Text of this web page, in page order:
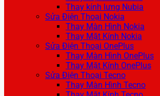
Thay kính lưng Nubia
Sửa Điện Thoại Nokia
Thay Màn Hình Nokia
Thay Mặt Kính Nokia
Sửa Điện Thoại OnePlus
Thay Màn Hình OnePlus
Thay Mặt Kính OnePlus
Sửa Điện Thoại Tecno
Thay Màn Hình Tecno